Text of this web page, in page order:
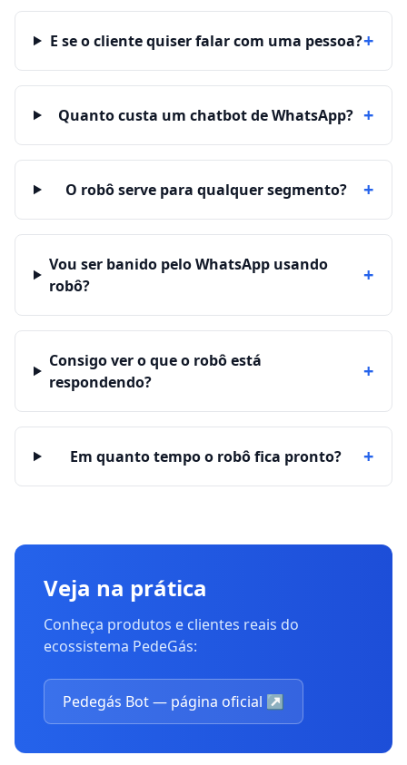
E se o cliente quiser falar com uma pessoa?+
Quanto custa um chatbot de WhatsApp? +
O robô serve para qualquer segmento? +
Vou ser banido pelo WhatsApp usando
robô?
+
Consigo ver o que o robô está
respondendo?
+
Em quanto tempo o robô fica pronto? +
Veja na prática
Conheça produtos e clientes reais do
ecossistema PedeGás:
Pedegás Bot — página oficial ↗